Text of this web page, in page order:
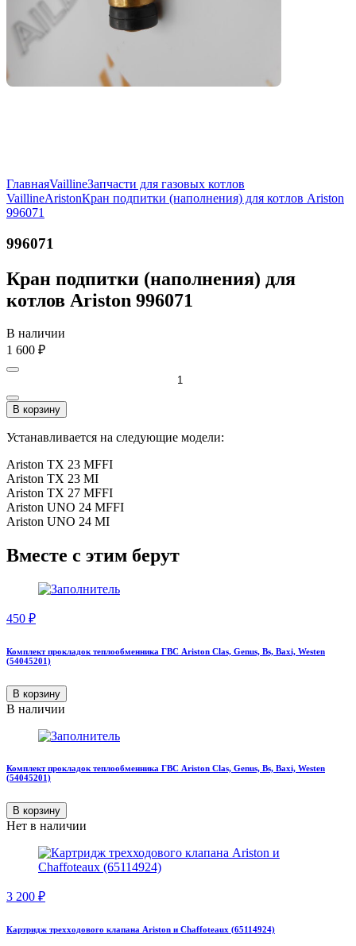
ГлавнаяVaillineЗапчасти для газовых котлов
VaillineAristonКран подпитки (наполнения) для котлов Ariston
996071
996071
Кран подпитки (наполнения) для
котлов Ariston 996071
В наличии
1 600 ₽
В корзину
Устанавливается на следующие модели:
Ariston TX 23 MFFI
Ariston TX 23 MI
Ariston TX 27 MFFI
Ariston UNO 24 MFFI
Ariston UNO 24 MI
Вместе с этим берут
450 ₽
Комплект прокладок теплообменника ГВС Ariston Clas, Genus, Bs, Baxi, Westen
(54045201)
В корзину
В наличии
Комплект прокладок теплообменника ГВС Ariston Clas, Genus, Bs, Baxi, Westen
(54045201)
В корзину
Нет в наличии
3 200 ₽
Картридж трехходового клапана Ariston и Chaffoteaux (65114924)